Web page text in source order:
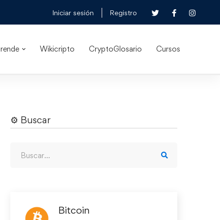
Iniciar sesión Registro
Wikicripto CryptoGlosario Cursos
⚙︎ Buscar
Bitcoin